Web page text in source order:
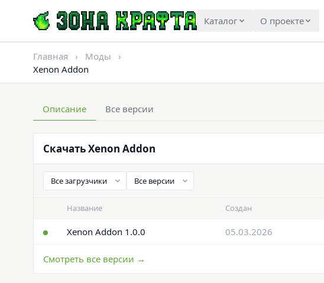
Каталог О проекте
Главная › Моды
›
Xenon Addon
Описание Все версии
Скачать Xenon Addon
Название Создан
Xenon Addon 1.0.0 05.03.2026
Смотреть все версии →